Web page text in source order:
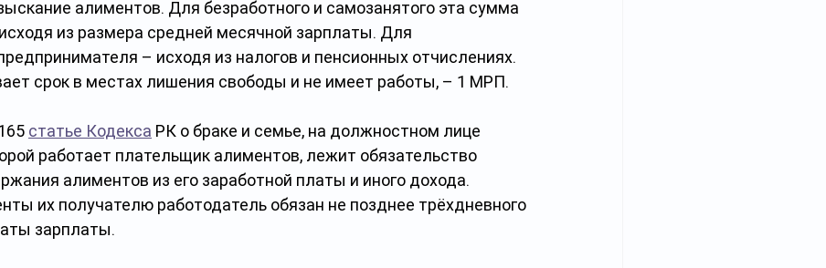
алиментов. Для безработного и самозанятого эта сумма
из размера средней месячной зарплаты. Для
– исходя из налогов и пенсионных отчислениях.
срок в местах лишения свободы и не имеет работы, – 1 МРП.
статье Кодекса РК о браке и семье, на должностном лице
работает плательщик алиментов, лежит обязательство
алиментов из его заработной платы и иного дохода.
их получателю работодатель обязан не позднее трёхдневного
зарплаты.